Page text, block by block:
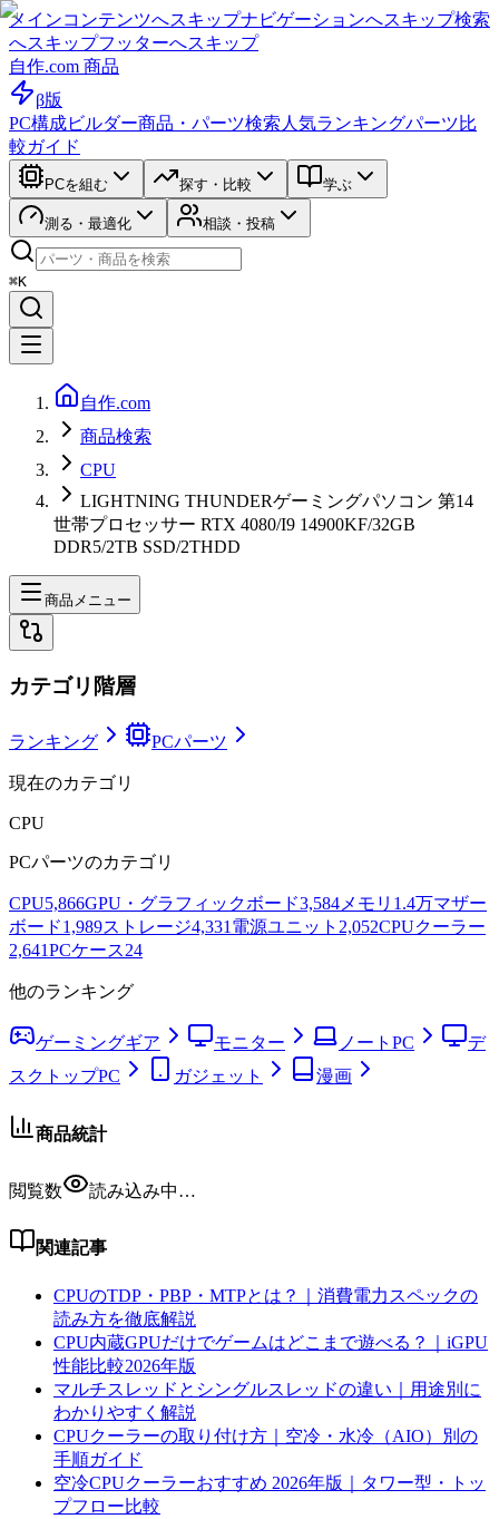
メインコンテンツへスキップナビゲーションへスキップ検索
へスキップフッターへスキップ
自作.com 商品
β版
PC構成ビルダー商品・パーツ検索 人気ランキングパーツ比
較ガイド
PCを組む 探す・比較 学ぶ
測る・最適化 相談・投稿
⌘K
自作.com
商品検索
CPU
LIGHTNING THUNDERゲーミングパソコン 第14
世帯プロセッサー RTX 4080/I9 14900KF/32GB
DDR5/2TB SSD/2THDD
商品メニュー
カテゴリ階層
ランキング PCパーツ
現在のカテゴリ
CPU
PCパーツのカテゴリ
CPU5,866GPU・グラフィックボード3,584メモリ 1.4万マザー
ボード1,989ストレージ4,331電源ユニット 2,052CPUクーラー
2,641PCケース24
他のランキング
ゲーミングギア モニター ノートPC
デ
スクトップPC
ガジェット 漫画
商品統計
閲覧数 読み込み中…
関連記事
CPUのTDP・PBP・MTPとは？｜消費電力スペックの
読み方を徹底解説
CPU内蔵GPUだけでゲームはどこまで遊べる？｜iGPU
性能比較2026年版
マルチスレッドとシングルスレッドの違い｜用途別に
わかりやすく解説
CPUクーラーの取り付け方｜空冷・水冷（AIO）別の
手順ガイド
空冷CPUクーラーおすすめ 2026年版｜タワー型・トッ
プフロー比較